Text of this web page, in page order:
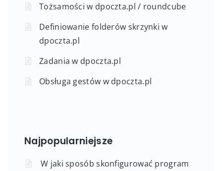
Tożsamości w dpoczta.pl / roundcube
Definiowanie folderów skrzynki w
dpoczta.pl
Zadania w dpoczta.pl
Obsługa gestów w dpoczta.pl
Najpopularniejsze
W jaki sposób skonfigurować program